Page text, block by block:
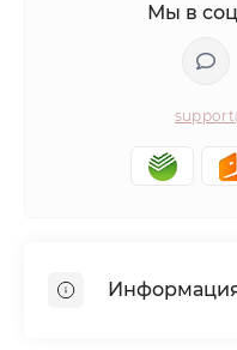
Мы в